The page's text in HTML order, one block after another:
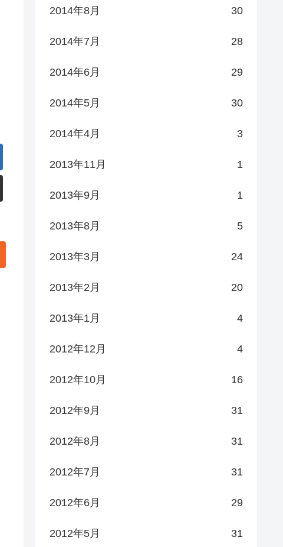
2014年8月 30
2014年7月 28
2014年6月 29
2014年5月 30
2014年4月 3
2013年11月 1
2013年9月 1
2013年8月 5
2013年3月 24
2013年2月 20
2013年1月 4
2012年12月 4
2012年10月 16
2012年9月 31
2012年8月 31
2012年7月 31
2012年6月 29
2012年5月 31